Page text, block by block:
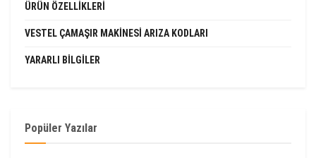
ÜRÜN ÖZELLIKLERI
VESTEL ÇAMAŞIR MAKINESI ARIZA KODLARI
YARARLI BILGILER
Popüler Yazılar